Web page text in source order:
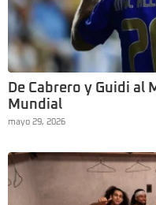
De Cabrero y Guidi al
Mundial
mayo 29, 2026